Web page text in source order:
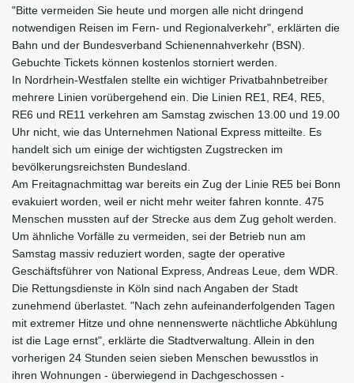
"Bitte vermeiden Sie heute und morgen alle nicht dringend
notwendigen Reisen im Fern- und Regionalverkehr", erklärten die
Bahn und der Bundesverband Schienennahverkehr (BSN).
Gebuchte Tickets können kostenlos storniert werden.
In Nordrhein-Westfalen stellte ein wichtiger Privatbahnbetreiber
mehrere Linien vorübergehend ein. Die Linien RE1, RE4, RE5,
RE6 und RE11 verkehren am Samstag zwischen 13.00 und 19.00
Uhr nicht, wie das Unternehmen National Express mitteilte. Es
handelt sich um einige der wichtigsten Zugstrecken im
bevölkerungsreichsten Bundesland.
Am Freitagnachmittag war bereits ein Zug der Linie RE5 bei Bonn
evakuiert worden, weil er nicht mehr weiter fahren konnte. 475
Menschen mussten auf der Strecke aus dem Zug geholt werden.
Um ähnliche Vorfälle zu vermeiden, sei der Betrieb nun am
Samstag massiv reduziert worden, sagte der operative
Geschäftsführer von National Express, Andreas Leue, dem WDR.
Die Rettungsdienste in Köln sind nach Angaben der Stadt
zunehmend überlastet. "Nach zehn aufeinanderfolgenden Tagen
mit extremer Hitze und ohne nennenswerte nächtliche Abkühlung
ist die Lage ernst", erklärte die Stadtverwaltung. Allein in den
vorherigen 24 Stunden seien sieben Menschen bewusstlos in
ihren Wohnungen - überwiegend in Dachgeschossen -